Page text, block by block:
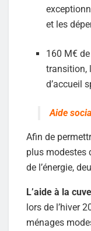
et les
160 M€
transition,
d’accueil
Aide
Afin de
plus modestes
de l’énergie,
L’aide à la
lors de l’hiver
ménages